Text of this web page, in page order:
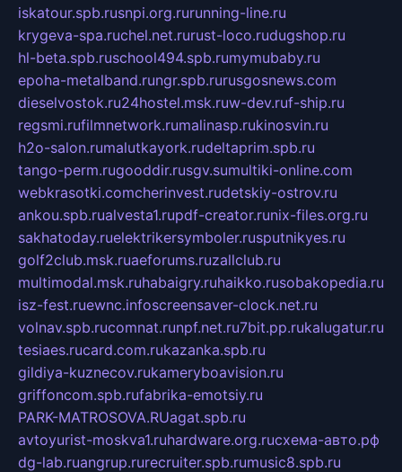
iskatour.spb.rusnpi.org.rurunning-line.ru
krygeva-spa.ruchel.net.rurust-loco.rudugshop.ru
hl-beta.spb.ruschool494.spb.rumymubaby.ru
epoha-metalband.rungr.spb.rurusgosnews.com
dieselvostok.ru24hostel.msk.ruw-dev.ruf-ship.ru
regsmi.rufilmnetwork.rumalinasp.rukinosvin.ru
h2o-salon.rumalutkayork.rudeltaprim.spb.ru
tango-perm.rugooddir.rusgv.sumultiki-online.com
webkrasotki.comcherinvest.rudetskiy-ostrov.ru
ankou.spb.rualvesta1.rupdf-creator.runix-files.org.ru
sakhatoday.ruelektrikersymboler.rusputnikyes.ru
golf2club.msk.ruaeforums.ruzallclub.ru
multimodal.msk.ruhabaigry.ruhaikko.rusobakopedia.ru
isz-fest.ruewnc.infoscreensaver-clock.net.ru
volnav.spb.rucomnat.runpf.net.ru7bit.pp.rukalugatur.ru
tesiaes.rucard.com.rukazanka.spb.ru
gildiya-kuznecov.rukameryboavision.ru
griffoncom.spb.rufabrika-emotsiy.ru
PARK-MATROSOVA.RUagat.spb.ru
avtoyurist-moskva1.ruhardware.org.ruсхема-авто.рф
dg-lab.ruangrup.rurecruiter.spb.rumusic8.spb.ru